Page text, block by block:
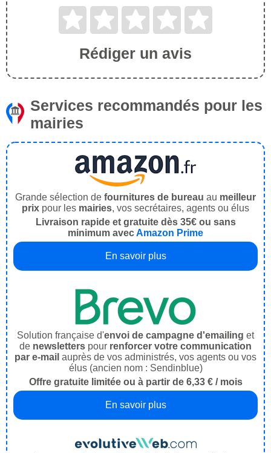
Rédiger un avis
Services recommandés pour les
mairies
Grande sélection de fournitures de bureau au meilleur
prix pour les mairies, vos secrétaires, agents ou élus
Livraison rapide et gratuite dès 35€ ou sans
minimum avecAmazon Prime
En savoir plus
Solution française d'envoi de campagne d'emailing et
de newsletters pour renforcer votre communication
par e-mail auprès de vos administrés, vos agents ou vos
élus (ancien nom : Sendinblue)
Offre gratuite limitée ou à partir de 6,33 € / mois
En savoir plus